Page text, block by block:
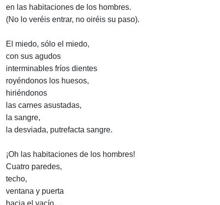
en las habitaciones de los hombres.
(No lo veréis entrar, no oiréis su paso).
El miedo, sólo el miedo,
con sus agudos
interminables fríos dientes
royéndonos los huesos,
hiriéndonos
las carnes asustadas,
la sangre,
la desviada, putrefacta sangre.
¡Oh las habitaciones de los hombres!
Cuatro paredes,
techo,
ventana y puerta